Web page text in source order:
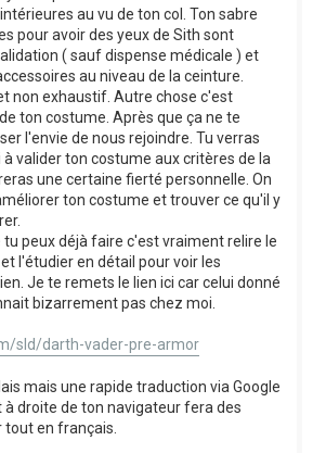
au vu de ton col. Ton sabre
pour avoir des yeux de Sith sont
( sauf dispense médicale ) et
au niveau de la ceinture.
non exhaustif. Autre chose c'est
ton costume. Après que ça ne te
l'envie de nous rejoindre. Tu verras
valider ton costume aux critères de la
une certaine fierté personnelle. On
ton costume et trouver ce qu'il y
tu peux déjà faire c'est vraiment relire le
l'étudier en détail pour voir les
Je te remets le lien ici car celui donné
bizarrement pas chez moi.
sld/darth-vader-pre-armor
mais une rapide traduction via Google
à droite de ton navigateur fera des
en français.